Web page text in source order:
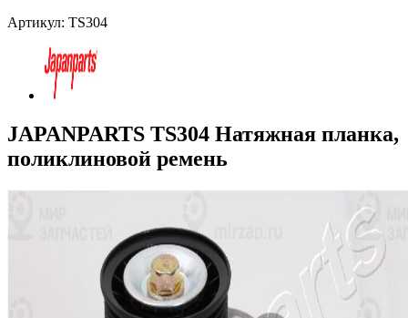
Артикул: TS304
JAPANPARTS TS304 Натяжная планка,
поликлиновой ремень